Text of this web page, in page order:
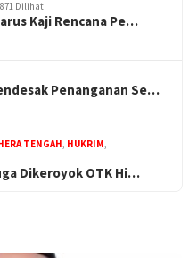
Dilihat
Kaji Rencana Pe…
Penanganan Se…
TENGAH HUKRIM
Dikeroyok OTK Hi…